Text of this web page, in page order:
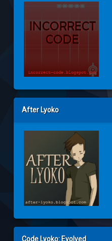
After Lyoko
Code Lyoko: Evolved